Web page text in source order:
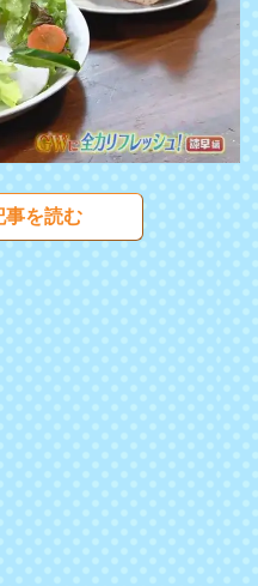
事を読む